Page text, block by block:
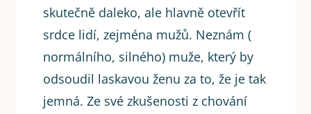
skutečně daleko, ale hlavně otevřít
srdce lidí, zejména mužů. Neznám (
normálního, silného) muže, který by
odsoudil laskavou ženu za to, že je tak
jemná. Ze své zkušenosti z chování